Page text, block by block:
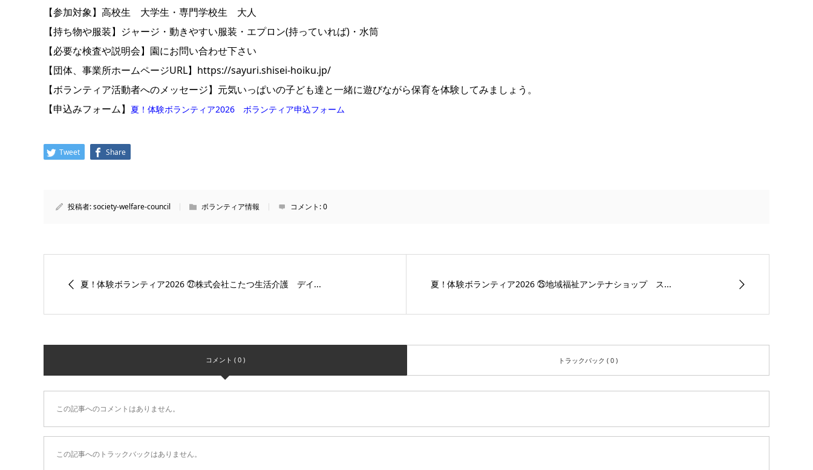
【参加対象】高校生 大学生・専門学校生 大人
【持ち物や服装】ジャージ・動きやすい服装・エプロン(持っていれば)・水筒
【必要な検査や説明会】園にお問い合わせ下さい
【団体、事業所ホームページURL】https://sayuri.shisei-hoiku.jp/
【ボランティア活動者へのメッセージ】元気いっぱいの子ども達と一緒に遊びながら保育を体験してみましょう。
【申込みフォーム】 夏！体験ボランティア2026 ボランティア申込フォーム
Tweet Share
投稿者:society-welfare-council ボランティア情報 コメント:0
夏！体験ボランティア2026 ㉗株式会社こたつ生活介護 デイ... 夏！体験ボランティア2026 ㉕地域福祉アンテナショップ ス...
コメント ( 0 ) トラックバック ( 0 )
この記事へのコメントはありません。
この記事へのトラックバックはありません。